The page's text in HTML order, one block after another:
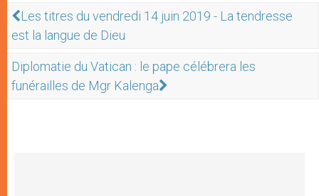
Les titres du vendredi 14 juin 2019 - La tendresse
est la langue de Dieu
Diplomatie du Vatican : le pape célébrera les
funérailles de Mgr Kalenga